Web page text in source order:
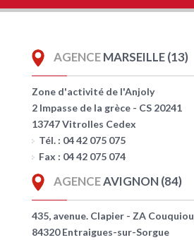
AGENCEMARSEILLE (13)
Zone d'activité de l'Anjoly
2 Impasse de la grèce - CS 20241
13747 Vitrolles Cedex
Tél. : 04 42 075 075
Fax : 04 42 075 074
AGENCEAVIGNON (84)
435, avenue. Clapier - ZA Couquiou
84320 Entraigues-sur-Sorgue